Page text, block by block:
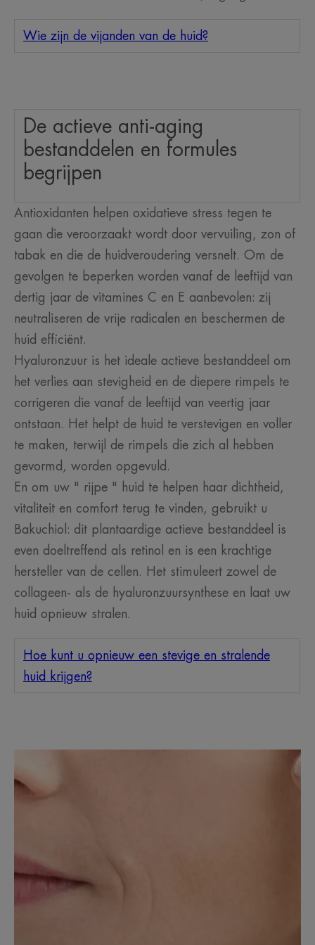
Wie zijn de vijanden van de huid?
De actieve anti-aging
bestanddelen en formules
begrijpen
Antioxidanten helpen oxidatieve stress tegen te
gaan die veroorzaakt wordt door vervuiling, zon of
tabak en die de huidveroudering versnelt. Om de
gevolgen te beperken worden vanaf de leeftijd van
dertig jaar de vitamines C en E aanbevolen: zij
neutraliseren de vrije radicalen en beschermen de
huid efficiënt.
Hyaluronzuur is het ideale actieve bestanddeel om
het verlies aan stevigheid en de diepere rimpels te
corrigeren die vanaf de leeftijd van veertig jaar
ontstaan. Het helpt de huid te verstevigen en voller
te maken, terwijl de rimpels die zich al hebben
gevormd, worden opgevuld.
En om uw " rijpe " huid te helpen haar dichtheid,
vitaliteit en comfort terug te vinden, gebruikt u
Bakuchiol: dit plantaardige actieve bestanddeel is
even doeltreffend als retinol en is een krachtige
hersteller van de cellen. Het stimuleert zowel de
collageen- als de hyaluronzuursynthese en laat uw
huid opnieuw stralen.
Hoe kunt u opnieuw een stevige en stralende
huid krijgen?